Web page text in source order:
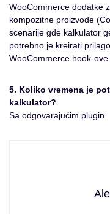
WooCommerce dodatke
kompozitne proizvode
scenarije gde kalkulator
potrebno je kreirati
WooCommerce hook-ove
5. Koliko vremena je
kalkulator?
Sa odgovarajućim plugin